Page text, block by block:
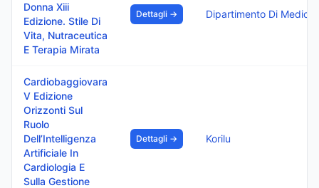
Donna Xiii
Edizione. Stile Di
Vita, Nutraceutica
E Terapia Mirata
Dettagli →
Cardiobaggiovara
V Edizione
Orizzonti Sul
Ruolo
Dell’Intelligenza
Artificiale In
Cardiologia E
Sulla Gestione
Dettagli → Korilu